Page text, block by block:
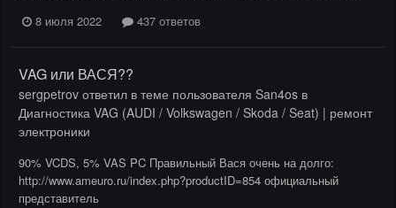
8 июля 2022
437 ответов
VAG или ВАСЯ??
sergpetrov ответил в теме пользователя San4os в
Диагностика VAG (AUDI / Volkswagen / Skoda / Seat) | ремонт
электроники
90% VCDS, 5% VAS PC Правильный Вася очень на долго:
http://www.ameuro.ru/index.php?productID=854 официальный
представитель